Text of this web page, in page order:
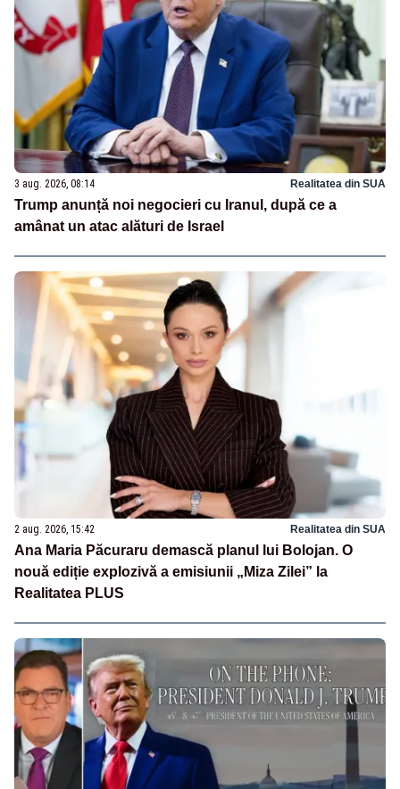
3 aug. 2026, 08:14 Realitatea din SUA
Trump anunță noi negocieri cu Iranul, după ce a
amânat un atac alături de Israel
2 aug. 2026, 15:42 Realitatea din SUA
Ana Maria Păcuraru demască planul lui Bolojan. O
nouă ediție explozivă a emisiunii „Miza Zilei” la
Realitatea PLUS